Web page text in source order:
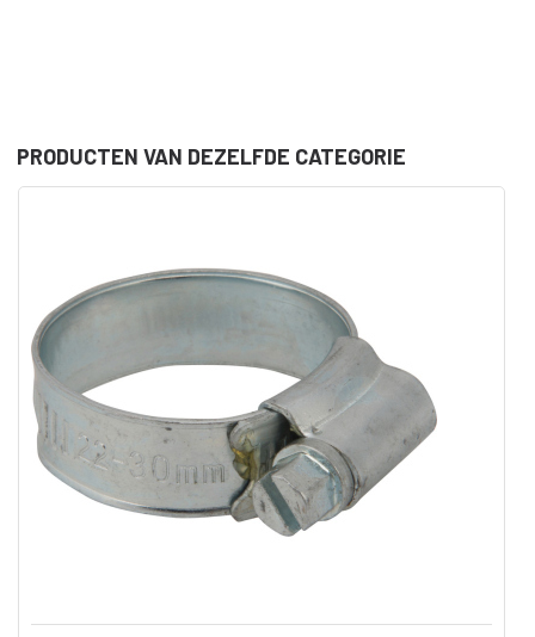
PRODUCTEN VAN DEZELFDE CATEGORIE